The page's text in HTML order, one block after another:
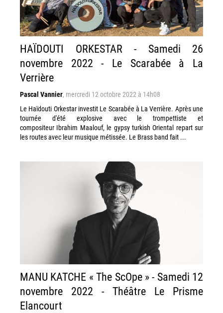
HAÏDOUTI ORKESTAR - Samedi 26
novembre 2022 - Le Scarabée à La
Verrière
Pascal Vannier, mercredi 12 octobre 2022 à 14h08
Le Haïdouti Orkestar investit Le Scarabée à La Verrière. Après une
tournée d'été explosive avec le trompettiste et
compositeur Ibrahim Maalouf, le gypsy turkish Oriental repart sur
les routes avec leur musique métissée. Le Brass band fait ...
MANU KATCHE « The ScOpe » - Samedi 12
novembre 2022 - Théâtre Le Prisme
Elancourt